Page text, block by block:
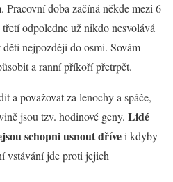
Pracovní doba začíná někde mezi 6
odpoledne už nikdo nesvolává
nejpozději do osmi. Sovám
a ranní příkoří přetrpět.
a považovat za lenochy a spáče,
jsou tzv. hodinové geny. Lidé
schopni usnout dřívei kdyby
vstávání jde proti jejich